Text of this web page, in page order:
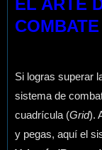
EL ARTE
Si logras superar
sistema de
cuadrícula (Grid).
y pegas, aquí el